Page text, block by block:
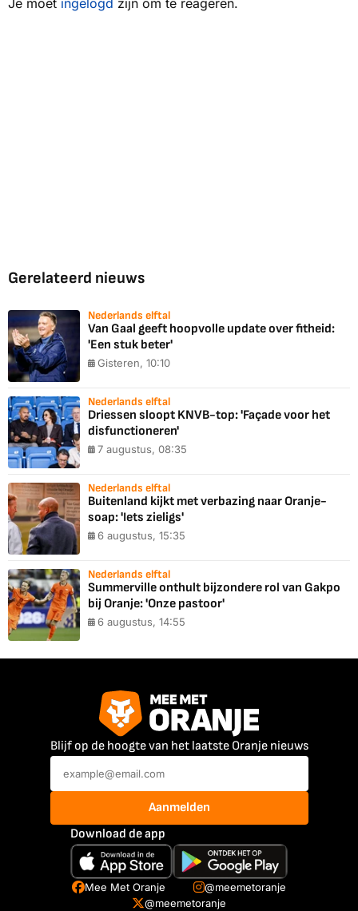
Je moet ingelogd zijn om te reageren.
Gerelateerd nieuws
Nederlands elftal
Van Gaal geeft hoopvolle update over fitheid:
'Een stuk beter'
Gisteren, 10:10
Nederlands elftal
Driessen sloopt KNVB-top: 'Façade voor het
disfunctioneren'
7 augustus, 08:35
Nederlands elftal
Buitenland kijkt met verbazing naar Oranje-
soap: 'Iets zieligs'
6 augustus, 15:35
Nederlands elftal
Summerville onthult bijzondere rol van Gakpo
bij Oranje: 'Onze pastoor'
6 augustus, 14:55
Blijf op de hoogte van het laatste Oranje nieuws
Aanmelden
Download de app
Mee Met Oranje
@meemetoranje
@meemetoranje